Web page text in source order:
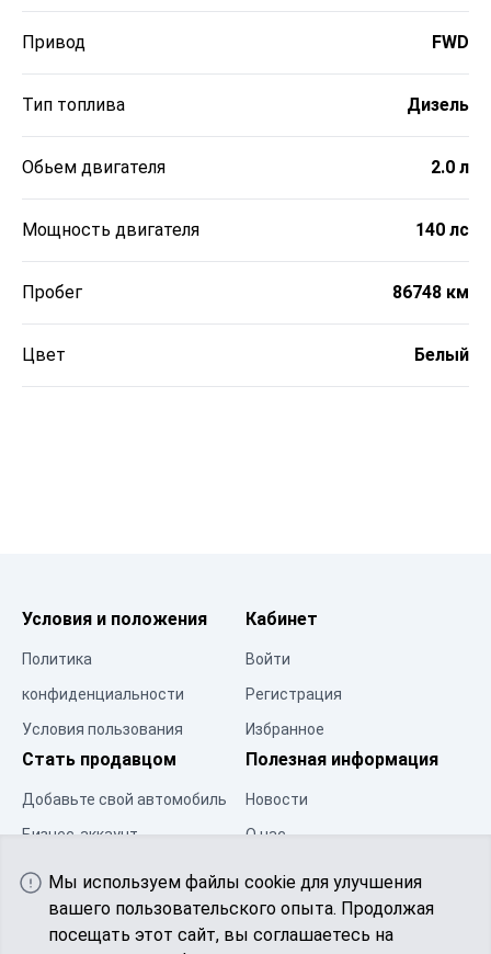
Привод FWD
Тип топлива Дизель
Обьем двигателя 2.0 л
Мощность двигателя 140 лс
Пробег 86748 км
Цвет Белый
Условия и положения
Политика
конфиденциальности
Условия пользования
Кабинет
Войти
Регистрация
Избранное
Стать продавцом
Добавьте свой автомобиль
Бизнес-аккаунт
Центр ресурсов
Сообщество
Полезная информация
Новости
О нас
Мы используем файлы cookie для улучшения
вашего пользовательского опыта. Продолжая
посещать этот сайт, вы соглашаетесь на